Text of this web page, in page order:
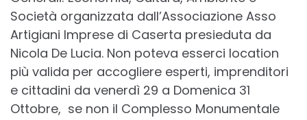
Società organizzata dall’Associazione Asso
Artigiani Imprese di Caserta presieduta da
Nicola De Lucia. Non poteva esserci location
più valida per accogliere esperti, imprenditori
e cittadini da venerdì 29 a Domenica 31
Ottobre, se non il Complesso Monumentale